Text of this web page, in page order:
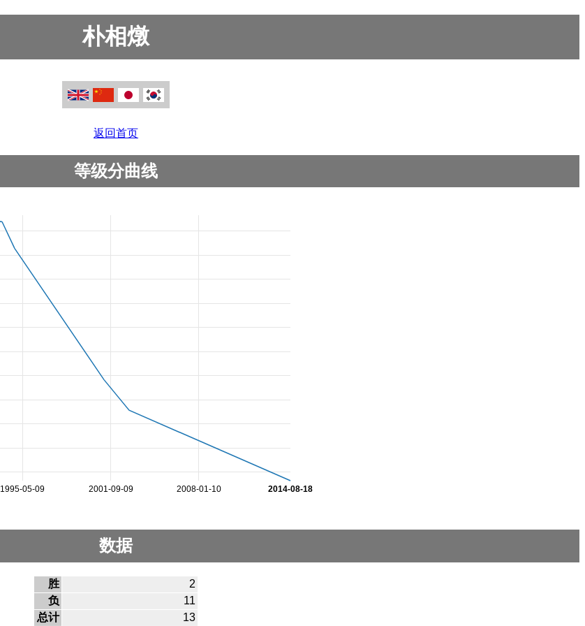
朴相燉
返回首页
等级分曲线
1995-05-09 2001-09-09 2008-01-10 2014-08-18
数据
胜
2
负
11
总计
13